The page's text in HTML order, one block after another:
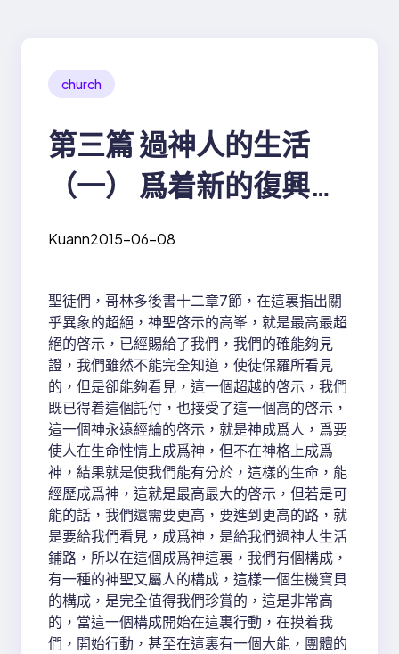
church
第三篇 過神人的生活
（一） 爲着新的復興，
被構成門徒過神人的生
Kuann2015-06-08
聖徒們，哥林多後書十二章7節，在這裏指出關
乎異象的超絕，神聖啓示的高峯，就是最高最超
絕的啓示，已經賜給了我們，我們的確能夠見
證，我們雖然不能完全知道，使徒保羅所看見
的，但是卻能夠看見，這一個超越的啓示，我們
既已得着這個託付，也接受了這一個高的啓示，
這一個神永遠經綸的啓示，就是神成爲人，爲要
使人在生命性情上成爲神，但不在神格上成爲
神，結果就是使我們能有分於，這樣的生命，能
經歷成爲神，這就是最高最大的啓示，但若是可
能的話，我們還需要更高，要進到更高的路，就
是要給我們看見，成爲神，是給我們過神人生活
鋪路，所以在這個成爲神這裏，我們有個構成，
有一種的神聖又屬人的構成，這樣一個生機寶貝
的構成，是完全值得我們珍賞的，這是非常高
的，當這一個構成開始在這裏行動，在摸着我
們，開始行動，甚至在這裏有一個大能，團體的